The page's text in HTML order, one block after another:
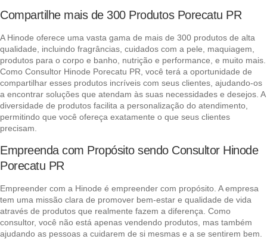
Compartilhe mais de 300 Produtos Porecatu PR
A Hinode oferece uma vasta gama de mais de 300 produtos de alta
qualidade, incluindo fragrâncias, cuidados com a pele, maquiagem,
produtos para o corpo e banho, nutrição e performance, e muito mais.
Como Consultor Hinode Porecatu PR, você terá a oportunidade de
compartilhar esses produtos incríveis com seus clientes, ajudando-os
a encontrar soluções que atendam às suas necessidades e desejos. A
diversidade de produtos facilita a personalização do atendimento,
permitindo que você ofereça exatamente o que seus clientes
precisam.
Empreenda com Propósito sendo Consultor Hinode
Porecatu PR
Empreender com a Hinode é empreender com propósito. A empresa
tem uma missão clara de promover bem-estar e qualidade de vida
através de produtos que realmente fazem a diferença. Como
consultor, você não está apenas vendendo produtos, mas também
ajudando as pessoas a cuidarem de si mesmas e a se sentirem bem.